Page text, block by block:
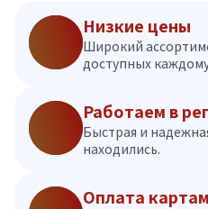
Низкие цены
Широкий
доступных
Работаем в
Быстрая и
находились.
Оплата